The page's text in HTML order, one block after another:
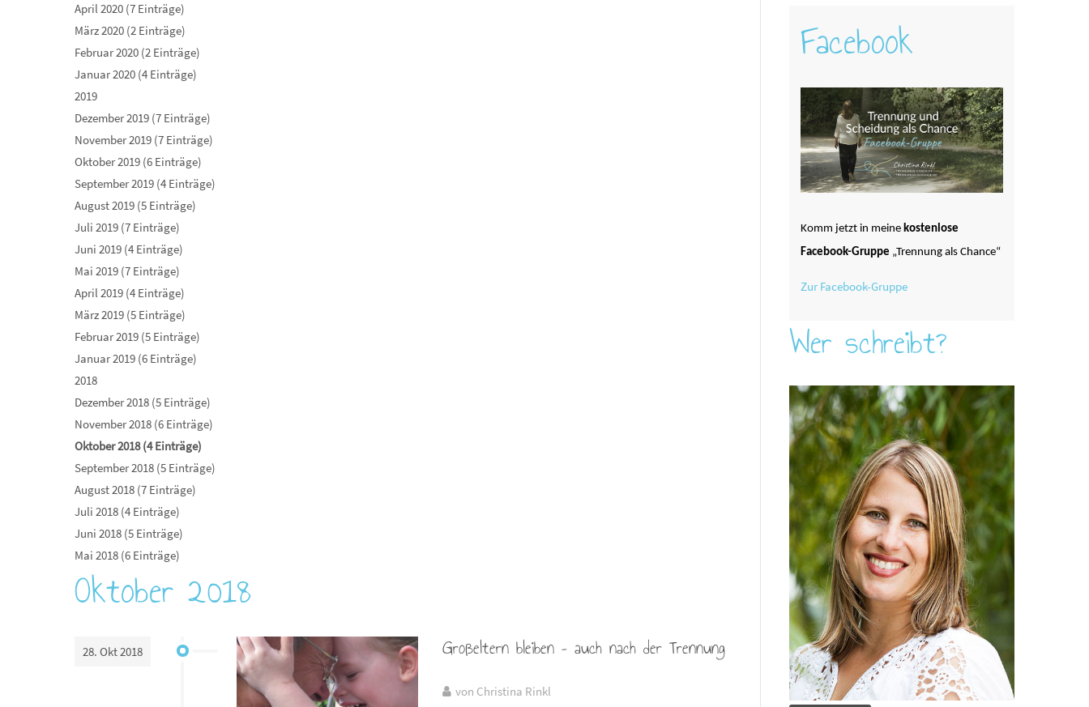
April 2020 (7 Einträge)
März 2020 (2 Einträge)
Februar 2020 (2 Einträge)
Januar 2020 (4 Einträge)
2019
Dezember 2019 (7 Einträge)
November 2019 (7 Einträge)
Oktober 2019 (6 Einträge)
September 2019 (4 Einträge)
August 2019 (5 Einträge)
Juli 2019 (7 Einträge)
Juni 2019 (4 Einträge)
Mai 2019 (7 Einträge)
April 2019 (4 Einträge)
März 2019 (5 Einträge)
Februar 2019 (5 Einträge)
Januar 2019 (6 Einträge)
2018
Dezember 2018 (5 Einträge)
November 2018 (6 Einträge)
Oktober 2018 (4 Einträge)
September 2018 (5 Einträge)
August 2018 (7 Einträge)
Juli 2018 (4 Einträge)
Juni 2018 (5 Einträge)
Mai 2018 (6 Einträge)
Oktober 2018
28. Okt 2018 Großeltern bleiben – auch nach der Trennung
von Christina Rinkl
Facebook
Komm jetzt in meine kostenlose
Facebook-Gruppe „Trennung als Chance“
Zur Facebook-Gruppe
Wer schreibt?